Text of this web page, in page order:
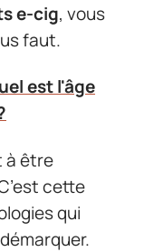
e-cig, vous
faut.
est l'âge
à être
cette
qui